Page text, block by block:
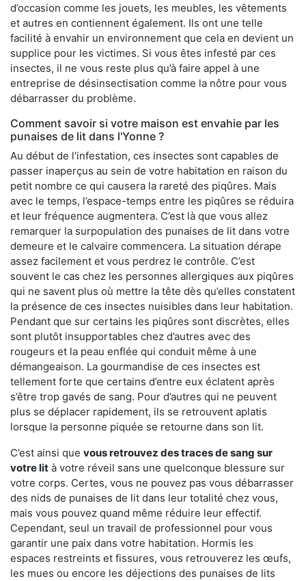
d’occasion comme les jouets, les meubles, les vêtements
et autres en contiennent également. Ils ont une telle
facilité à envahir un environnement que cela en devient un
supplice pour les victimes. Si vous êtes infesté par ces
insectes, il ne vous reste plus qu’à faire appel à une
entreprise de désinsectisation comme la nôtre pour vous
débarrasser du problème.
Comment savoir si votre maison est envahie par les
punaises de lit dans l'Yonne ?
Au début de l'infestation, ces insectes sont capables de
passer inaperçus au sein de votre habitation en raison du
petit nombre ce qui causera la rareté des piqûres. Mais
avec le temps, l’espace-temps entre les piqûres se réduira
et leur fréquence augmentera. C’est là que vous allez
remarquer la surpopulation des punaises de lit dans votre
demeure et le calvaire commencera. La situation dérape
assez facilement et vous perdrez le contrôle. C’est
souvent le cas chez les personnes allergiques aux piqûres
qui ne savent plus où mettre la tête dès qu’elles constatent
la présence de ces insectes nuisibles dans leur habitation.
Pendant que sur certains les piqûres sont discrètes, elles
sont plutôt insupportables chez d’autres avec des
rougeurs et la peau enflée qui conduit même à une
démangeaison. La gourmandise de ces insectes est
tellement forte que certains d’entre eux éclatent après
s’être trop gavés de sang. Pour d’autres qui ne peuvent
plus se déplacer rapidement, ils se retrouvent aplatis
lorsque la personne piquée se retourne dans son lit.
C’est ainsi que vous retrouvez des traces de sang sur
votre lit à votre réveil sans une quelconque blessure sur
votre corps. Certes, vous ne pouvez pas vous débarrasser
des nids de punaises de lit dans leur totalité chez vous,
mais vous pouvez quand même réduire leur effectif.
Cependant, seul un travail de professionnel pour vous
garantir une paix dans votre habitation. Hormis les
espaces restreints et fissures, vous retrouverez les œufs,
les mues ou encore les déjections des punaises de lits